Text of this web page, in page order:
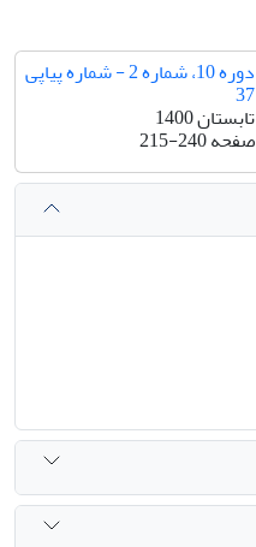
دوره 10، شماره 2 - شماره پیاپی
37
تابستان 1400
صفحه215-240